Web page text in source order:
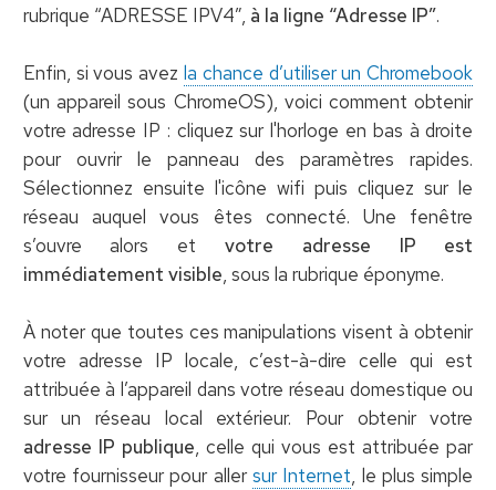
rubrique “ADRESSE IPV4”, à la ligne “Adresse IP”.
Enfin, si vous avez la chance d’utiliser un Chromebook
(un appareil sous ChromeOS), voici comment obtenir
votre adresse IP : cliquez sur l'horloge en bas à droite
pour ouvrir le panneau des paramètres rapides.
Sélectionnez ensuite l'icône wifi puis cliquez sur le
réseau auquel vous êtes connecté. Une fenêtre
s’ouvre alors et votre adresse IP est
immédiatement visible, sous la rubrique éponyme.
À noter que toutes ces manipulations visent à obtenir
votre adresse IP locale, c’est-à-dire celle qui est
attribuée à l’appareil dans votre réseau domestique ou
sur un réseau local extérieur. Pour obtenir votre
adresse IP publique, celle qui vous est attribuée par
votre fournisseur pour aller sur Internet, le plus simple